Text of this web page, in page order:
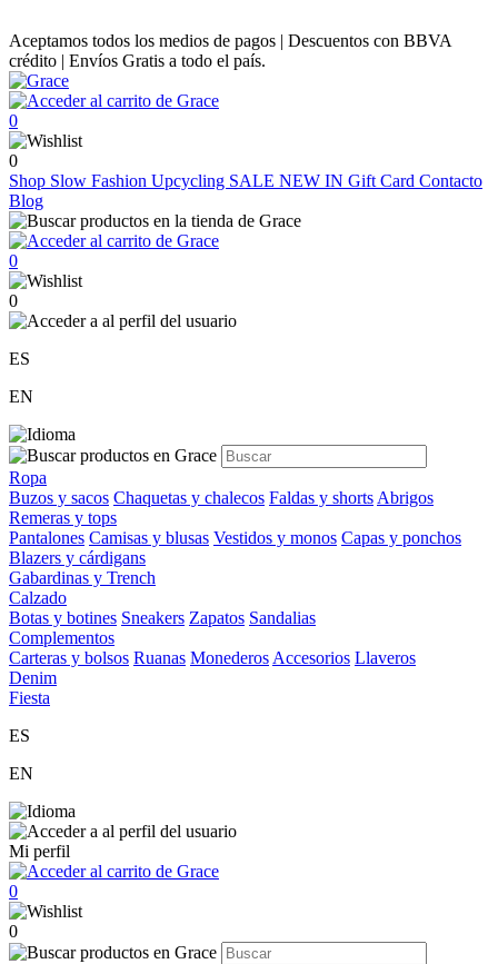
Aceptamos todos los medios de pagos | Descuentos con BBVA
crédito | Envíos Gratis a todo el país.
0
0
Shop Slow Fashion Upcycling SALE NEW IN Gift Card Contacto
Blog
0
0
ES
EN
Ropa
Buzos y sacos Chaquetas y chalecos Faldas y shorts Abrigos
Remeras y tops
Pantalones Camisas y blusas Vestidos y monos Capas y ponchos
Blazers y cárdigans
Gabardinas y Trench
Calzado
Botas y botines Sneakers Zapatos Sandalias
Complementos
Carteras y bolsos Ruanas Monederos Accesorios Llaveros
Denim
Fiesta
ES
EN
Mi perfil
0
0